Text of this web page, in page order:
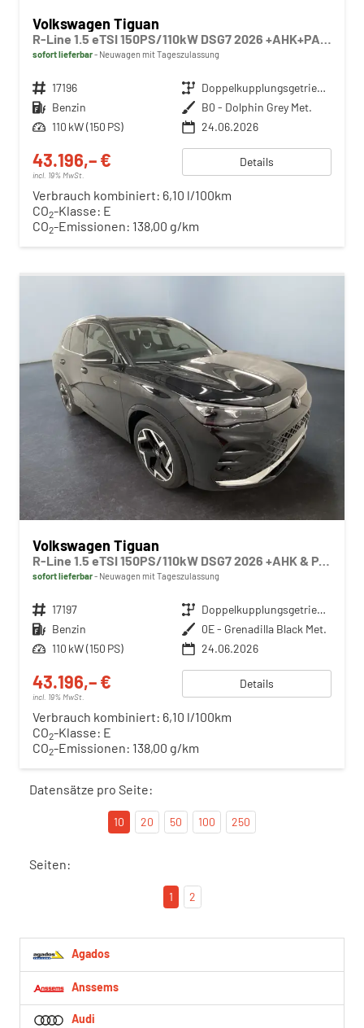
Volkswagen Tiguan
R-Line 1.5 eTSI 150PS/110kW DSG7 2026 +AHK+PANO+MATRIX
sofort lieferbar Neuwagen mit Tageszulassung
Fahrzeugnr. 17196 Getriebe
Doppelkupplungsgetriebe (DSG)
Kraftstoff Benzin Außenfarbe B0 - Dolphin Grey Met.
Leistung 110 kW (150 PS) 24.06.2026
43.196,– €
incl. 19% MwSt.
Details
Verbrauch kombiniert: 6,10 l/100km
CO2-Klasse: E
CO2-Emissionen: 138,00 g/km
Volkswagen Tiguan
R-Line 1.5 eTSI 150PS/110kW DSG7 2026 +AHK & PANO
sofort lieferbar Neuwagen mit Tageszulassung
Fahrzeugnr. 17197 Getriebe
Doppelkupplungsgetriebe (DSG)
Kraftstoff Benzin Außenfarbe 0E - Grenadilla Black Met.
Leistung 110 kW (150 PS) 24.06.2026
43.196,– €
incl. 19% MwSt.
Details
Verbrauch kombiniert: 6,10 l/100km
CO2-Klasse: E
CO2-Emissionen: 138,00 g/km
Datensätze pro Seite:
10 20 50 100 250
Seiten:
1 2
Agados
Anssems
Audi